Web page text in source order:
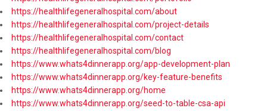
https://healthlifegeneralhospital.com/about
https://healthlifegeneralhospital.com/project-details
https://healthlifegeneralhospital.com/contact
https://healthlifegeneralhospital.com/blog
https://www.whats4dinnerapp.org/app-development-plan
https://www.whats4dinnerapp.org/key-feature-benefits
https://www.whats4dinnerapp.org/home
https://www.whats4dinnerapp.org/seed-to-table-csa-api